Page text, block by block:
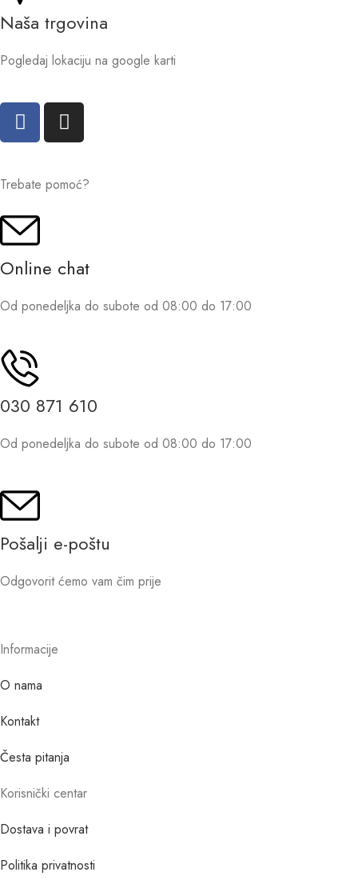
Naša trgovina
Pogledaj lokaciju na google karti
Trebate pomoć?
Online chat
Od ponedeljka do subote od 08:00 do 17:00
030 871 610
Od ponedeljka do subote od 08:00 do 17:00
Pošalji e-poštu
Odgovorit ćemo vam čim prije
Informacije
O nama
Kontakt
Česta pitanja
Korisnički centar
Dostava i povrat
Politika privatnosti